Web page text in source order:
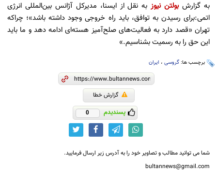
به گزارشبولتن نیوزبه نقل از ایسنا، مدیرکل آژانس بین‌المللی انرژی
اتمی:برای رسیدن به توافق، باید راه خروجی وجود داشته باشد»؛ چراکه
تهران «قصد دارد به فعالیت‌های صلح‌آمیز هسته‌ای ادامه دهد و ما باید
این حق را به رسمیت بشناسیم.»
برچسب ها: گروسی ، ایران
گزارش خطا
پسندیدم 0
شما می توانید مطالب و تصاویر خود را به آدرس زیر ارسال فرمایید.
bultannews@gmail.com